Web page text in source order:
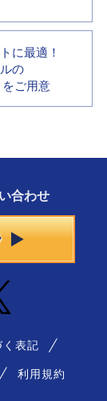
に最適！
の
をご用意
合わせ
表記
利用規約